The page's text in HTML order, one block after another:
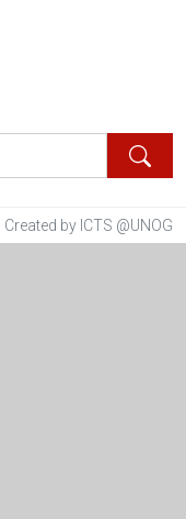
Created by ICTS @UNOG